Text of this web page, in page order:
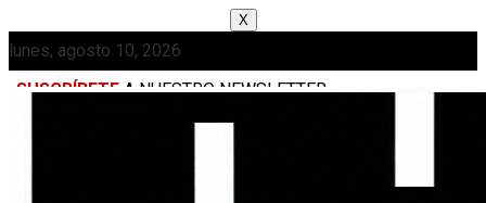
X
lunes, agosto 10, 2026
SUSCRÍBETE A NUESTRO NEWSLETTER